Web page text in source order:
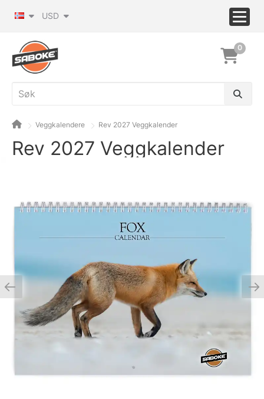
USD
0
Veggkalendere Rev 2027 Veggkalender
Rev 2027 Veggkalender